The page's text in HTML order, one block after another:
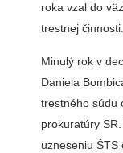
roka vzal do
trestnej činnosti.
Minulý rok v
Daniela
trestného súdu
prokuratúry
uzneseniu